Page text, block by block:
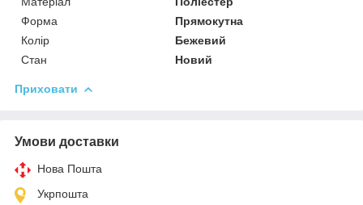
Форма
Прямокутна
Колір
Бежевий
Стан
Новий
Приховати
Умови доставки
Нова Пошта
Укрпошта